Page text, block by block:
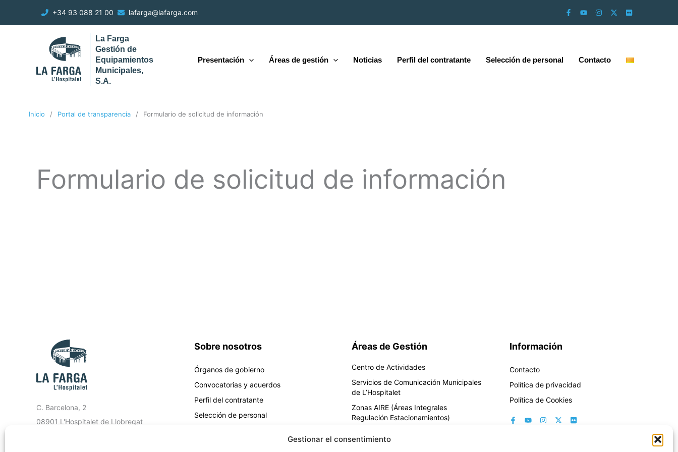
Gestionar el consentimiento
+34 93 088 21 00 lafarga@lafarga.com
La Farga
Gestión de
Equipamientos
Municipales,
S.A.
Presentación Áreas de gestión Noticias Perfil del contratante Selección de personal Contacto
Inicio Portal de transparencia Formulario de solicitud de información
Formulario de solicitud de información
C. Barcelona, 2
08901 L'Hospitalet de Llobregat
Sobre nosotros
Órganos de gobierno
Convocatorias y acuerdos
Perfil del contratante
Selección de personal
Áreas de Gestión
Centro de Actividades
Servicios de Comunicación Municipales
de L’Hospitalet
Zonas AIRE (Áreas Integrales
Regulación Estacionamientos)
Depósito Municipal
Información
Contacto
Política de privacidad
Política de Cookies